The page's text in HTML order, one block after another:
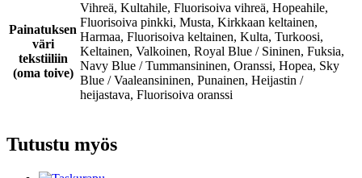
Painatuksen
väri
tekstiiliin
(oma toive)
Vihreä, Kultahile, Fluorisoiva vihreä, Hopeahile,
Fluorisoiva pinkki, Musta, Kirkkaan keltainen,
Harmaa, Fluorisoiva keltainen, Kulta, Turkoosi,
Keltainen, Valkoinen, Royal Blue / Sininen, Fuksia,
Navy Blue / Tummansininen, Oranssi, Hopea, Sky
Blue / Vaaleansininen, Punainen, Heijastin /
heijastava, Fluorisoiva oranssi
Tutustu myös